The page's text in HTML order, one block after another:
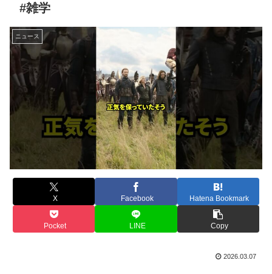
#雑学
ニュース
X Facebook Hatena Bookmark
Pocket LINE Copy
2026.03.07